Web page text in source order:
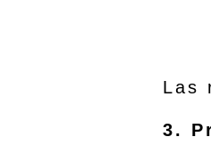
o
o
Las
3.